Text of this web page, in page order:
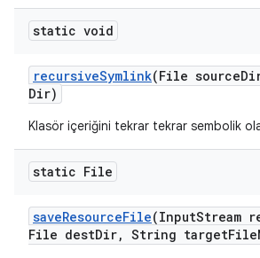
static void
recursiveSymlink(File source
Dir)
Klasör içeriğini tekrar tekrar sembolik
static File
saveResourceFile(InputStream
File destDir, String targetFile